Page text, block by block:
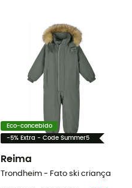
Eco-concebido
-5% Extra - Code Summer5
Reima
Trondheim - Fato ski criança